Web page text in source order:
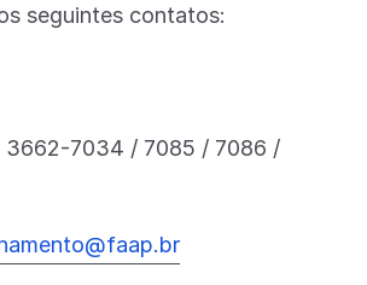
seguintes contatos:
3662-7034 / 7085 / 7086 /